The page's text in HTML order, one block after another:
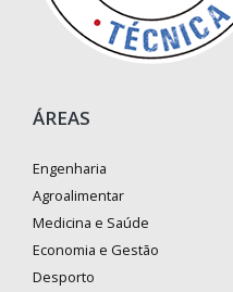
ÁREAS
Engenharia
Agroalimentar
Medicina e Saúde
Economia e Gestão
Desporto